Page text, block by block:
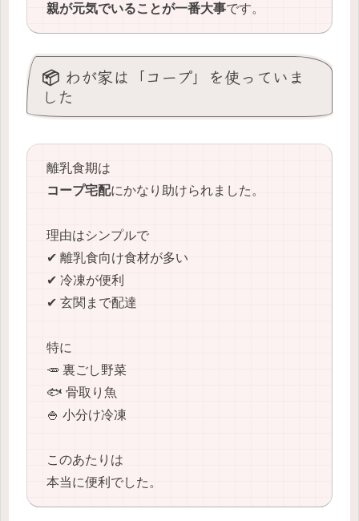
親が元気でいることが一番大事です。
📦 わが家は「コープ」を使っていま
した
離乳食期は
コープ宅配にかなり助けられました。
理由はシンプルで
✔ 離乳食向け食材が多い
✔ 冷凍が便利
✔ 玄関まで配達
特に
🥕 裏ごし野菜
🐟 骨取り魚
🍚 小分け冷凍
このあたりは
本当に便利でした。